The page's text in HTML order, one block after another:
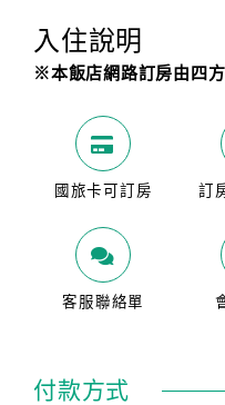
入住說明
※本飯店網路訂房由四
國旅卡可訂房 訂
客服聯絡單
付款方式